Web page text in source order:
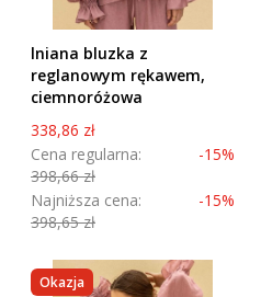
lniana bluzka z
reglanowym rękawem,
ciemnoróżowa
Cena promocyjna
338,86 zł
Cena regularna:
398,66 zł
-15%
Najniższa cena:
398,65 zł
-15%
Okazja